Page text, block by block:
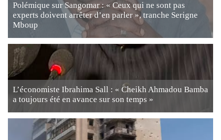
Polémique sur Sangomar : « Ceux qui ne sont pas
experts doivent arrêter d’en parler », tranche Serigne
Mboup
L’économiste Ibrahima Sall : « Cheikh Ahmadou Bamba
a toujours été en avance sur son temps »